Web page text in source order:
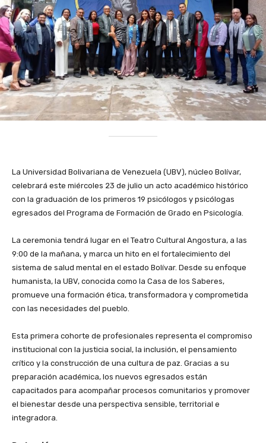
‎La Universidad Bolivariana de Venezuela (UBV), núcleo Bolívar,
celebrará este miércoles 23 de julio un acto académico histórico
con la graduación de los primeros 19 psicólogos y psicólogas
egresados del Programa de Formación de Grado en Psicología.
‎La ceremonia tendrá lugar en el Teatro Cultural Angostura, a las
9:00 de la mañana, y marca un hito en el fortalecimiento del
sistema de salud mental en el estado Bolívar. Desde su enfoque
humanista, la UBV, conocida como la Casa de los Saberes,
promueve una formación ética, transformadora y comprometida
con las necesidades del pueblo.
‎Esta primera cohorte de profesionales representa el compromiso
institucional con la justicia social, la inclusión, el pensamiento
crítico y la construcción de una cultura de paz. Gracias a su
preparación académica, los nuevos egresados están
capacitados para acompañar procesos comunitarios y promover
el bienestar desde una perspectiva sensible, territorial e
integradora.